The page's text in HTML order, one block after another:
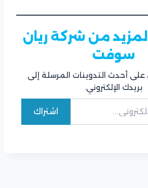
من شركة ريان
سوفت
أحدث التدوينات المرسلة إلى
بريدك الإلكتروني.
اشتراك